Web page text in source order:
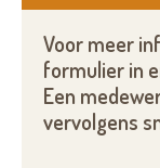
Voor meer
formulier in
Een
vervolgens